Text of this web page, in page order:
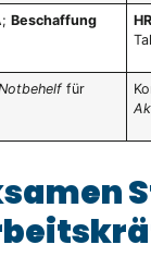
Beschaffung
für